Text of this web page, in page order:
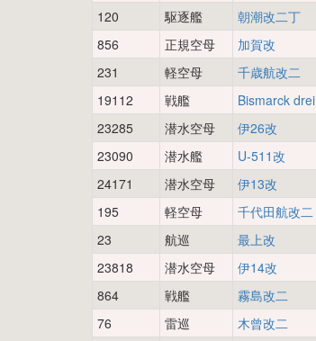
120
駆逐艦 朝潮改二丁
856
正規空母 加賀改
231
軽空母 千歳航改二
19112
戦艦 Bismarck drei
23285
潜水空母 伊26改
23090
潜水艦 U-511改
24171
潜水空母 伊13改
195
軽空母 千代田航改二
23
航巡 最上改
23818
潜水空母 伊14改
864
戦艦 霧島改二
76
雷巡 木曾改二